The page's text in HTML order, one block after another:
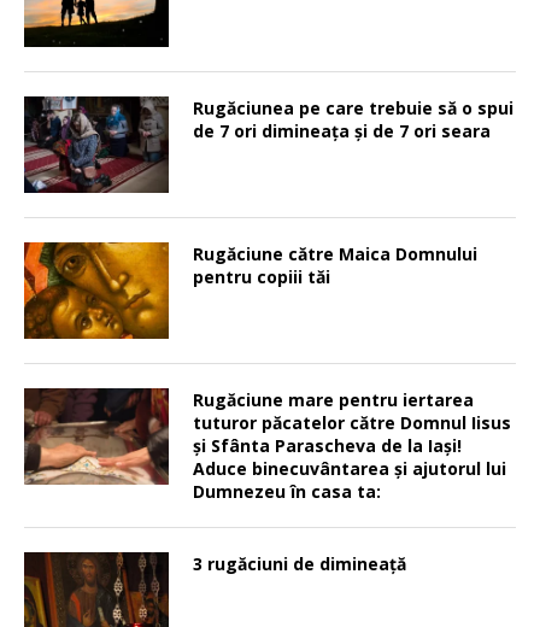
Rugăciunea pe care trebuie să o spui
de 7 ori dimineața și de 7 ori seara
Rugăciune către Maica Domnului
pentru copiii tăi
Rugăciune mare pentru iertarea
tuturor păcatelor către Domnul Iisus
şi Sfânta Parascheva de la Iaşi!
Aduce binecuvântarea şi ajutorul lui
Dumnezeu în casa ta:
3 rugăciuni de dimineață